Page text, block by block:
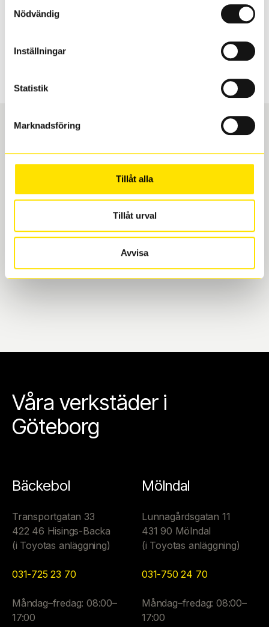
Nödvändig
Inställningar
Statistik
Marknadsföring
Tillåt alla
Tillåt urval
Avvisa
inte vara samma dimension som bilen hade ut från
Boka och hämta hos Däckspecialen
När du beställer dina nya däck eller fälgar hos oss
levereras de direkt till någon av våra däckverkstäder i
Göteborg. Välj mellan Hisingen (Bäckebol) eller
Mölndal. I beställningen anger du datum och tid för
vi till att de uppfyller alla krav för en säker körning.
Våra verkstäder i
Göteborg
Bäckebol
Transportgatan 33
422 46 Hisings-Backa
(i Toyotas anläggning)
031-725 23 70
Måndag–fredag: 08:00–
17:00
Mölndal
Lunnagårdsgatan 11
431 90 Mölndal
(i Toyotas anläggning)
031-750 24 70
Måndag–fredag: 08:00–
17:00